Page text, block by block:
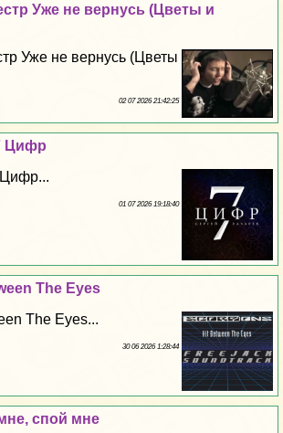
Уже не вернусь (Цветы и
Уже не вернусь (Цветы
02 07 2026 21:42:25
Цифр
01 07 2026 19:18:40
The Eyes
The Eyes...
30 06 2026 1:28:44
спой мне